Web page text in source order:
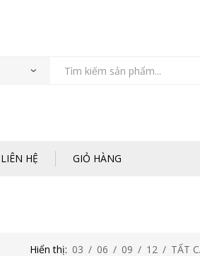
LIÊN HỆ GIỎ HÀNG
Hiển thị: 03 / 06 / 09 / 12 / TẤT